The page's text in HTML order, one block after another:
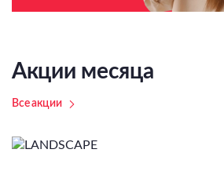
Акции месяца
Все акции